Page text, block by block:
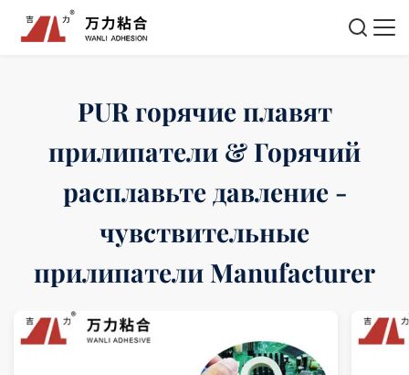
PUR горячие плавят
прилипатели & Горячий
расплавьте давление -
чувствительные
прилипатели Manufacturer